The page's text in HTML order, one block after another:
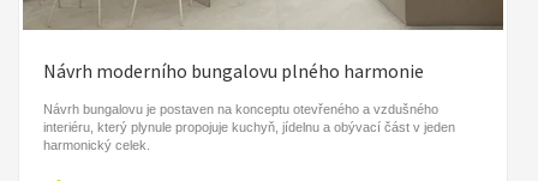
Návrh moderního bungalovu plného harmonie
Návrh bungalovu je postaven na konceptu otevřeného a vzdušného
interiéru, který plynule propojuje kuchyň, jídelnu a obývací část v jeden
harmonický celek.